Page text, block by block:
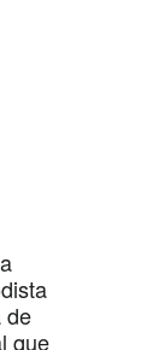
de
que